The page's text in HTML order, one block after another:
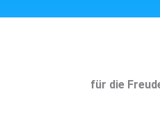
für die